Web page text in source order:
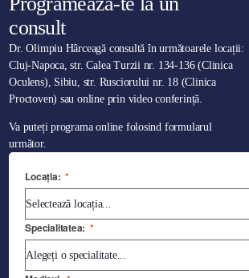
consult
Dr. Olimpiu Hârceagă consultă în următoarele locații:
Cluj-Napoca, str. Calea Turzii nr. 134-136 (Clinica
Oculens), Sibiu, str. Rusciorului nr. 18 (Clinica
Proctoven) sau online prin video conferință.
Va puteți programa online folosind formularul
următor.
Locația: *
Specialitatea: *